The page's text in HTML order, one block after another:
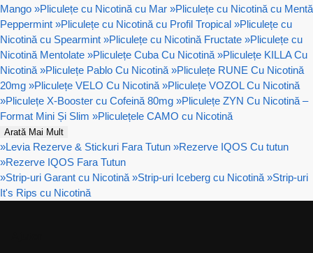
Mango »Pliculețe cu Nicotină cu Mar »Pliculețe cu Nicotină cu Mentă
Peppermint »Pliculețe cu Nicotină cu Profil Tropical »Pliculețe cu
Nicotină cu Spearmint »Pliculețe cu Nicotină Fructate »Pliculețe cu
Nicotină Mentolate »Pliculețe Cuba Cu Nicotină »Pliculețe KILLA Cu
Nicotină »Pliculețe Pablo Cu Nicotină »Pliculețe RUNE Cu Nicotină
20mg »Pliculețe VELO Cu Nicotină »Pliculețe VOZOL Cu Nicotină
»Pliculețe X-Booster cu Cofeină 80mg »Pliculețe ZYN Cu Nicotină –
Format Mini Și Slim »Pliculețele CAMO cu Nicotină
Arată Mai Mult
»Levia Rezerve & Stickuri Fara Tutun »Rezerve IQOS Cu tutun
»Rezerve IQOS Fara Tutun
»Strip-uri Garant cu Nicotină »Strip-uri Iceberg cu Nicotină »Strip-uri
It's Rips cu Nicotină